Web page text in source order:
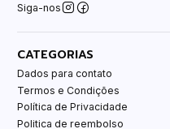
Siga-nos
CATEGORIAS
Dados para contato
Termos e Condições
Política de Privacidade
Politica de reembolso